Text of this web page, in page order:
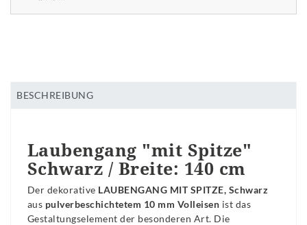
BESCHREIBUNG
Laubengang "mit Spitze"
Schwarz / Breite: 140 cm
Der dekorative LAUBENGANG MIT SPITZE, Schwarz
aus pulverbeschichtetem 10 mm Volleisen ist das
Gestaltungselement der besonderen Art. Die